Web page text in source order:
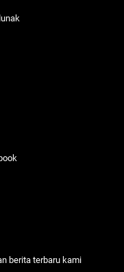
berita terbaru kami